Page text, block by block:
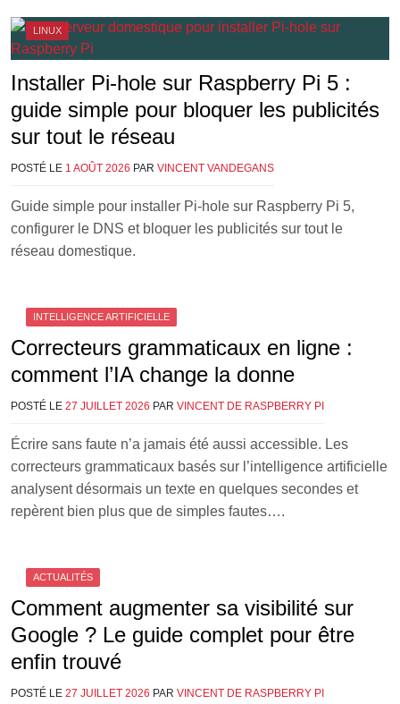
LINUX
Installer Pi-hole sur Raspberry Pi 5 :
guide simple pour bloquer les publicités
sur tout le réseau
POSTÉ LE 1 AOÛT 2026 PAR VINCENT VANDEGANS
Guide simple pour installer Pi-hole sur Raspberry Pi 5,
configurer le DNS et bloquer les publicités sur tout le
réseau domestique.
INTELLIGENCE ARTIFICIELLE
Correcteurs grammaticaux en ligne :
comment l’IA change la donne
POSTÉ LE 27 JUILLET 2026 PAR VINCENT DE RASPBERRY PI
Écrire sans faute n’a jamais été aussi accessible. Les
correcteurs grammaticaux basés sur l’intelligence artificielle
analysent désormais un texte en quelques secondes et
repèrent bien plus que de simples fautes….
ACTUALITÉS
Comment augmenter sa visibilité sur
Google ? Le guide complet pour être
enfin trouvé
POSTÉ LE 27 JUILLET 2026 PAR VINCENT DE RASPBERRY PI